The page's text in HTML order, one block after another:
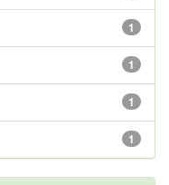
1
1
1
1